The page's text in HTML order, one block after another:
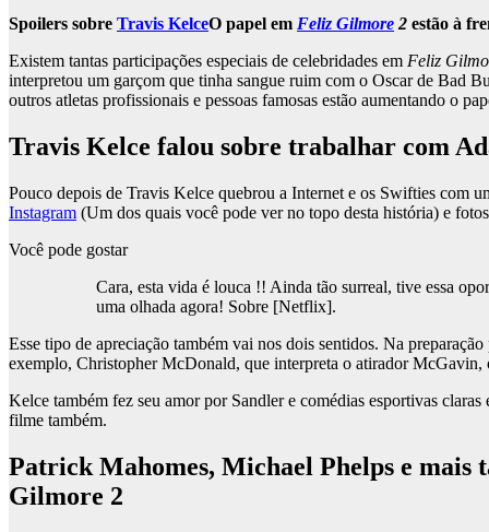
Spoilers sobre Travis KelceO papel em Feliz Gilmore2 estão à
Existem tantas participações especiais de celebridades em Feliz
interpretou um garçom que tinha sangue ruim com o Oscar de Bad
outros atletas profissionais e pessoas famosas estão aumentando o
Travis Kelce falou sobre trabalhar com
Pouco depois de Travis Kelce quebrou a Internet e os Swifties com
Instagram (Um dos quais você pode ver no topo desta história) e
Você pode gostar
Cara, esta vida é louca !! Ainda tão surreal, tive essa
uma olhada agora! Sobre [Netflix].
Esse tipo de apreciação também vai nos dois sentidos. Na
exemplo, Christopher McDonald, que interpreta o atirador McGavin,
Kelce também fez seu amor por Sandler e comédias esportivas
filme também.
Patrick Mahomes, Michael Phelps e
Gilmore 2